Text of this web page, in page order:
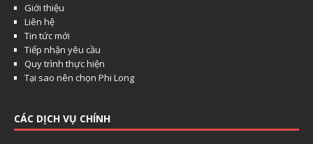
Giới thiệu
Liên hệ
Tin tức mới
Tiếp nhận yêu cầu
Quy trình thực hiện
Tại sao nên chọn Phi Long
CÁC DỊCH VỤ CHÍNH